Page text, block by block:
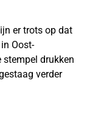
er trots op dat
Oost-
stempel drukken
verder